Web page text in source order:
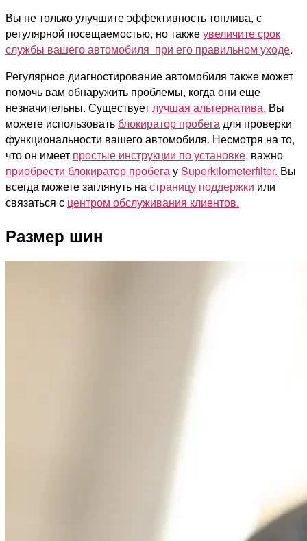
Вы не только улучшите эффективность топлива, с
регулярной посещаемостью, но такжеувеличите срок
службы вашего автомобиля при его правильном уходе.
Регулярное диагностирование автомобиля также может
помочь вам обнаружить проблемы, когда они еще
незначительны. Существуетлучшая альтернатива. Вы
можете использовать блокиратор пробегадля проверки
функциональности вашего автомобиля. Несмотря на то,
что он имеет простые инструкции по установке, важно
приобрести блокиратор пробегауSuperkilometerfilter. Вы
всегда можете заглянуть настраницу поддержки или
связаться с центром обслуживания клиентов.
Размер шин